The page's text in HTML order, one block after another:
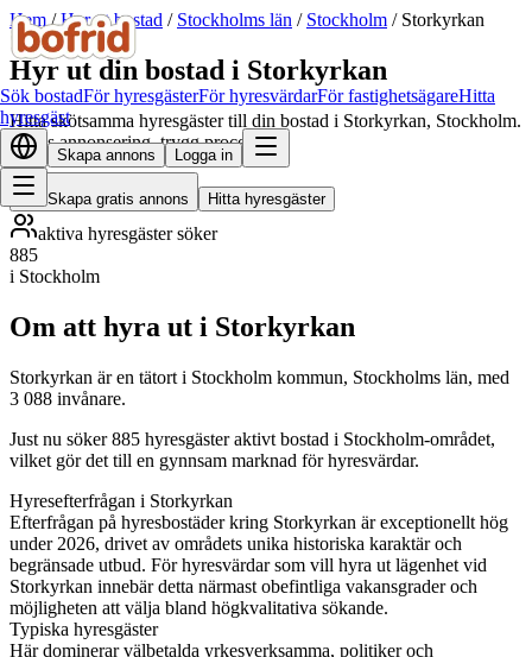
Sök bostadFör hyresgästerFör hyresvärdarFör fastighetsägareHitta
hyresgäst
Skapa annons Logga in
Hem/Hyr ut bostad / Stockholms län / Stockholm / Storkyrkan
Hyr ut din bostad i Storkyrkan
Hitta skötsamma hyresgäster till din bostad i Storkyrkan, Stockholm.
Gratis annonsering, trygg process.
Skapa gratis annons Hitta hyresgäster
aktiva hyresgäster söker
885
i Stockholm
Om att hyra ut i Storkyrkan
Storkyrkan är en tätort i Stockholm kommun, Stockholms län, med
3 088 invånare.
Just nu söker 885 hyresgäster aktivt bostad i Stockholm-området,
vilket gör det till en gynnsam marknad för hyresvärdar.
Hyresefterfrågan i Storkyrkan
Efterfrågan på hyresbostäder kring Storkyrkan är exceptionellt hög
under 2026, drivet av områdets unika historiska karaktär och
begränsade utbud. För hyresvärdar som vill hyra ut lägenhet vid
Storkyrkan innebär detta närmast obefintliga vakansgrader och
möjligheten att välja bland högkvalitativa sökande.
Typiska hyresgäster
Här dominerar välbetalda yrkesverksamma, politiker och